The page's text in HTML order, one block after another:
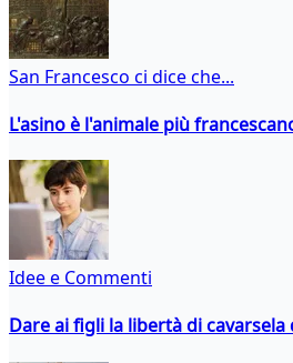
San Francesco ci dice che...
L'asino è l'animale più
Idee e Commenti
Dare ai figli la libertà di cavarsela